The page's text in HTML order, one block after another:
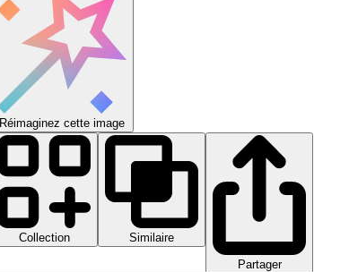
Réimaginez cette image
Collection
Similaire
Partager